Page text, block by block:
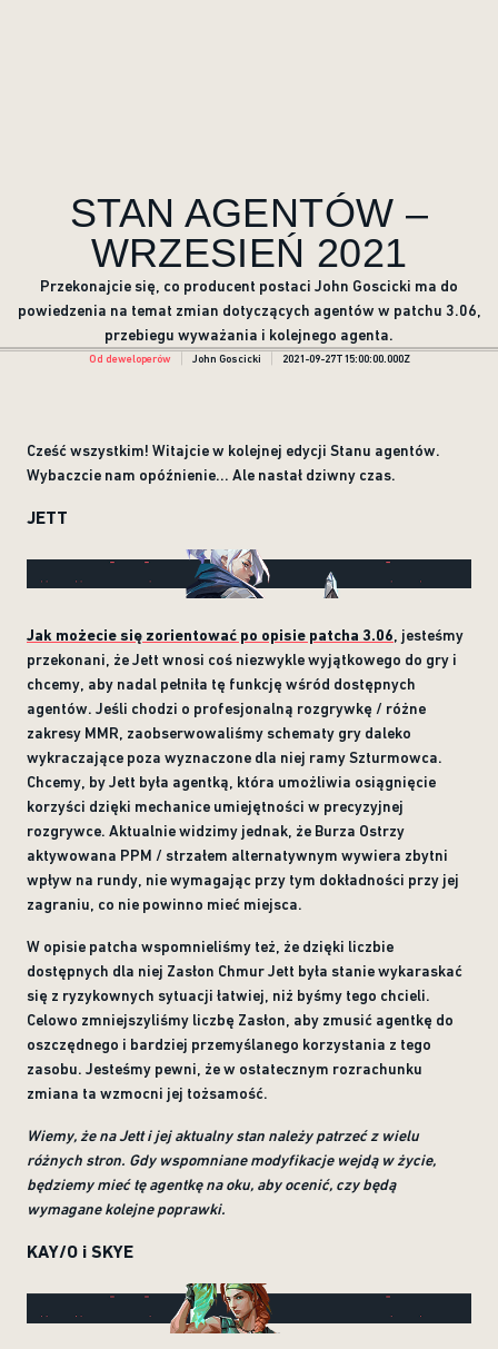
STAN AGENTÓW –
WRZESIEŃ 2021
Przekonajcie się, co producent postaci John Goscicki ma do
powiedzenia na temat zmian dotyczących agentów w patchu 3.06,
przebiegu wyważania i kolejnego agenta.
Od deweloperów John Goscicki 2021-09-27T15:00:00.000Z
Cześć wszystkim! Witajcie w kolejnej edycji Stanu agentów.
Wybaczcie nam opóźnienie... Ale nastał dziwny czas.
JETT
Jak możecie się zorientować po opisie patcha 3.06, jesteśmy
przekonani, że Jett wnosi coś niezwykle wyjątkowego do gry i
chcemy, aby nadal pełniła tę funkcję wśród dostępnych
agentów. Jeśli chodzi o profesjonalną rozgrywkę / różne
zakresy MMR, zaobserwowaliśmy schematy gry daleko
wykraczające poza wyznaczone dla niej ramy Szturmowca.
Chcemy, by Jett była agentką, która umożliwia osiągnięcie
korzyści dzięki mechanice umiejętności w precyzyjnej
rozgrywce. Aktualnie widzimy jednak, że Burza Ostrzy
aktywowana PPM / strzałem alternatywnym wywiera zbytni
wpływ na rundy, nie wymagając przy tym dokładności przy jej
zagraniu, co nie powinno mieć miejsca.
W opisie patcha wspomnieliśmy też, że dzięki liczbie
dostępnych dla niej Zasłon Chmur Jett była stanie wykaraskać
się z ryzykownych sytuacji łatwiej, niż byśmy tego chcieli.
Celowo zmniejszyliśmy liczbę Zasłon, aby zmusić agentkę do
oszczędnego i bardziej przemyślanego korzystania z tego
zasobu. Jesteśmy pewni, że w ostatecznym rozrachunku
zmiana ta wzmocni jej tożsamość.
Wiemy, że na Jett i jej aktualny stan należy patrzeć z wielu
różnych stron. Gdy wspomniane modyfikacje wejdą w życie,
będziemy mieć tę agentkę na oku, aby ocenić, czy będą
wymagane kolejne poprawki.
KAY/O i SKYE